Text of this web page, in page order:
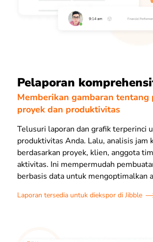
Pelaporan
Memberikan gambaran tentang
proyek dan produktivitas
Telusuri laporan dan grafik terperinci
produktivitas Anda. Lalu, analisis jam
berdasarkan proyek, klien, anggota
aktivitas. Ini mempermudah
berbasis data untuk mengoptimalkan
Laporan tersedia untuk diekspor di Jibble